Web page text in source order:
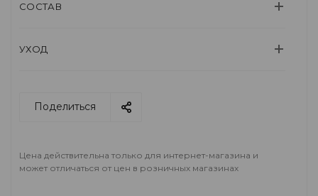
СОСТАВ
УХОД
Поделиться
Цена действительна только для интернет-магазина и
может отличаться от цен в розничных магазинах